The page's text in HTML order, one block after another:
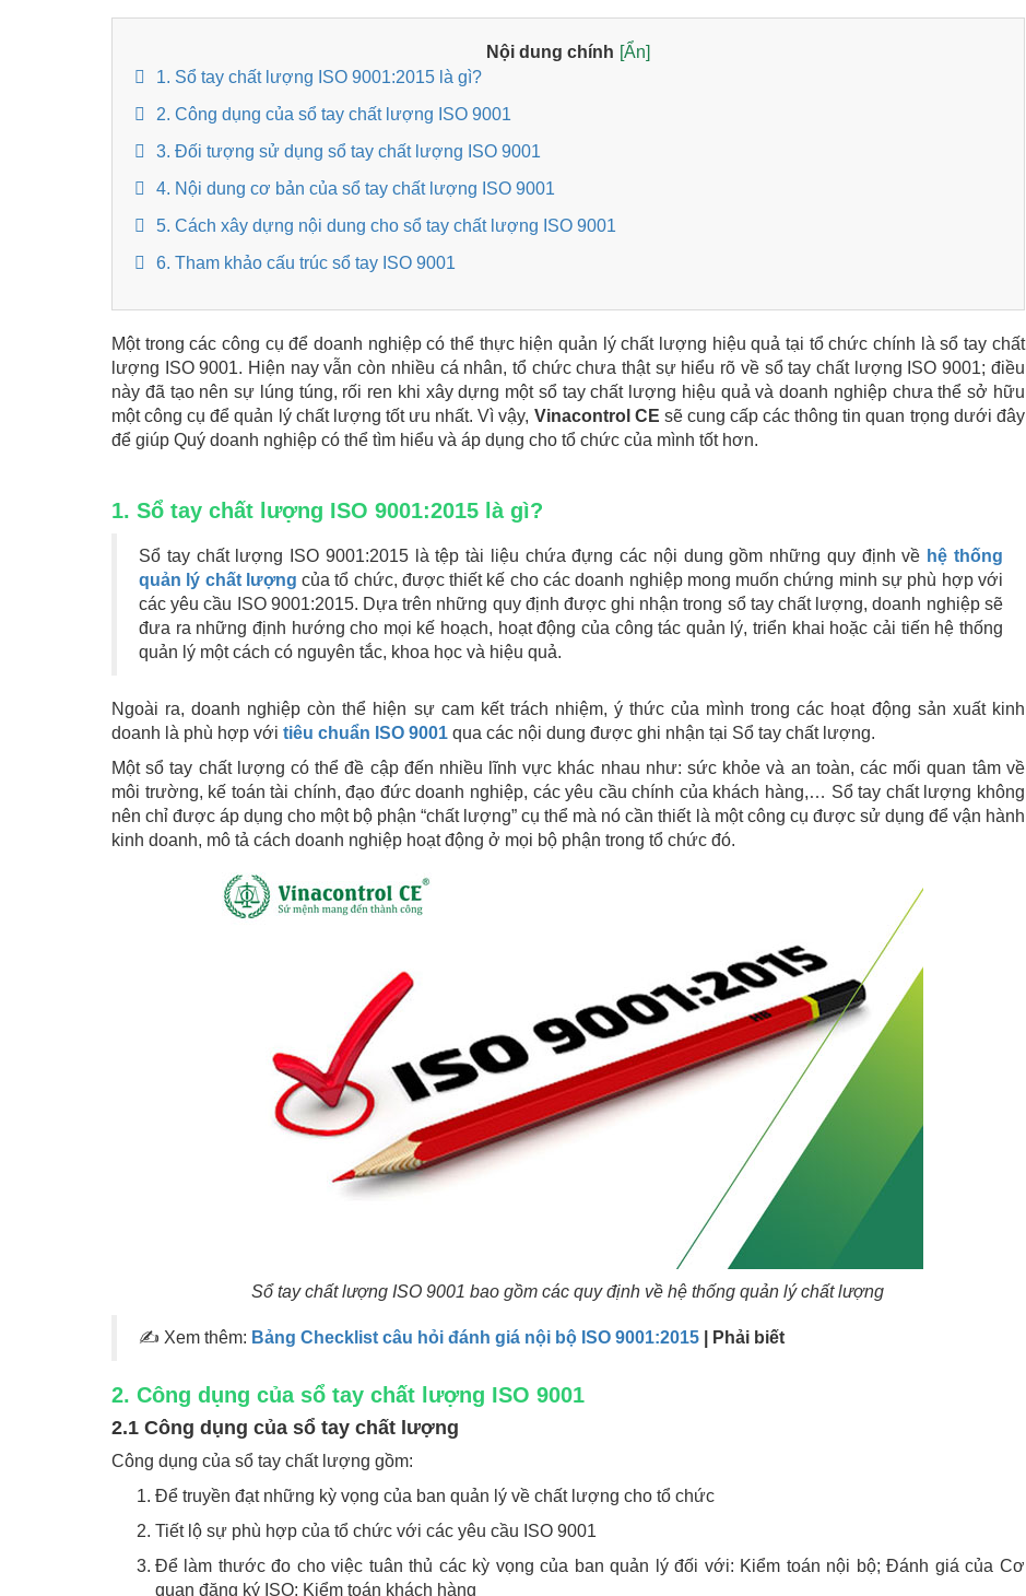
Nội dung chính [Ẩn]
1. Sổ tay chất lượng ISO 9001:2015 là gì?
2. Công dụng của sổ tay chất lượng ISO 9001
3. Đối tượng sử dụng sổ tay chất lượng ISO 9001
4. Nội dung cơ bản của sổ tay chất lượng ISO 9001
5. Cách xây dựng nội dung cho sổ tay chất lượng ISO 9001
6. Tham khảo cấu trúc sổ tay ISO 9001
Một trong các công cụ để doanh nghiệp có thể thực hiện quản lý chất lượng hiệu quả tại tổ chức chính là sổ tay chất
lượng ISO 9001. Hiện nay vẫn còn nhiều cá nhân, tổ chức chưa thật sự hiểu rõ về sổ tay chất lượng ISO 9001; điều
này đã tạo nên sự lúng túng, rối ren khi xây dựng một sổ tay chất lượng hiệu quả và doanh nghiệp chưa thể sở hữu
một công cụ để quản lý chất lượng tốt ưu nhất. Vì vậy, Vinacontrol CE sẽ cung cấp các thông tin quan trọng dưới đây
để giúp Quý doanh nghiệp có thể tìm hiểu và áp dụng cho tổ chức của mình tốt hơn.
1. Sổ tay chất lượng ISO 9001:2015 là gì?
Sổ tay chất lượng ISO 9001:2015 là tệp tài liệu chứa đựng các nội dung gồm những quy định về hệ thống
quản lý chất lượng của tổ chức, được thiết kế cho các doanh nghiệp mong muốn chứng minh sự phù hợp với
các yêu cầu ISO 9001:2015. Dựa trên những quy định được ghi nhận trong sổ tay chất lượng, doanh nghiệp sẽ
đưa ra những định hướng cho mọi kế hoạch, hoạt động của công tác quản lý, triển khai hoặc cải tiến hệ thống
quản lý một cách có nguyên tắc, khoa học và hiệu quả.
Ngoài ra, doanh nghiệp còn thể hiện sự cam kết trách nhiệm, ý thức của mình trong các hoạt động sản xuất kinh
doanh là phù hợp với tiêu chuẩn ISO 9001 qua các nội dung được ghi nhận tại Sổ tay chất lượng.
Một sổ tay chất lượng có thể đề cập đến nhiều lĩnh vực khác nhau như: sức khỏe và an toàn, các mối quan tâm về
môi trường, kế toán tài chính, đạo đức doanh nghiệp, các yêu cầu chính của khách hàng,… Sổ tay chất lượng không
nên chỉ được áp dụng cho một bộ phận “chất lượng” cụ thể mà nó cần thiết là một công cụ được sử dụng để vận hành
kinh doanh, mô tả cách doanh nghiệp hoạt động ở mọi bộ phận trong tổ chức đó.
Sổ tay chất lượng ISO 9001 bao gồm các quy định về hệ thống quản lý chất lượng
✍ Xem thêm: Bảng Checklist câu hỏi đánh giá nội bộ ISO 9001:2015 | Phải biết
2. Công dụng của sổ tay chất lượng ISO 9001
2.1 Công dụng của sổ tay chất lượng
Công dụng của sổ tay chất lượng gồm:
Để truyền đạt những kỳ vọng của ban quản lý về chất lượng cho tổ chức
Tiết lộ sự phù hợp của tổ chức với các yêu cầu ISO 9001
Để làm thước đo cho việc tuân thủ các kỳ vọng của ban quản lý đối với: Kiểm toán nội bộ; Đánh giá của Cơ
quan đăng ký ISO; Kiểm toán khách hàng